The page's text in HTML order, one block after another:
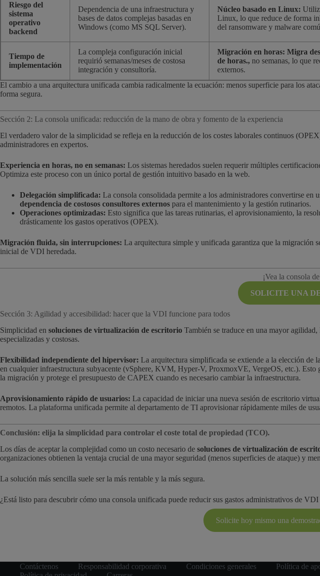
Riesgo del
sistema
operativo
backend
Dependencia de una infraestructura y
bases de datos complejas basadas en
Windows (como MS SQL Server).
Núcleo basado en Linux:
Linux, lo que reduce de forma
del ransomware y malware
Tiempo de
implementación
La compleja configuración inicial
requirió semanas/meses de costosa
integración y consultoría.
Migración en horas: Migra
de horas., no semanas, lo que
externos.
El cambio a una arquitectura unificada cambia radicalmente la ecuación: menos superficie para los
forma segura.
Sección 2: La consola unificada: reducción de la mano de obra y fomento de la experiencia
El verdadero valor de la simplicidad se refleja en la reducción de los costes laborales continuos
administradores en expertos.
Experiencia en horas, no en semanas: Los sistemas heredados suelen requerir múltiples
Optimiza este proceso con un único portal de gestión intuitivo basado en la web.
Delegación simplificada: La consola consolidada permite a los administradores convertirse
dependencia de costosos consultores externos para el mantenimiento y la gestión rutinarios.
Operaciones optimizadas: Esto significa que las tareas rutinarias, el aprovisionamiento, la
drásticamente los gastos operativos (OPEX).
Migración fluida, sin interrupciones: La arquitectura simple y unificada garantiza que la migración
inicial de VDI heredada.
¡Vea la consola
SOLICITE UNA
Sección 3: Agilidad y accesibilidad: hacer que la VDI funcione para todos
Simplicidad en soluciones de virtualización de escritorio También se traduce en una mayor
especializadas y costosas.
Flexibilidad independiente del hipervisor: La arquitectura simplificada se extiende a la elección de
en cualquier infraestructura subyacente (vSphere, KVM, Hyper-V, ProxmoxVE, VergeOS, etc.).
la migración y protege el presupuesto de CAPEX cuando es necesario cambiar la infraestructura.
Aprovisionamiento rápido de usuarios: La capacidad de iniciar una nueva sesión de escritorio
remotos. La plataforma unificada permite al departamento de TI aprovisionar rápidamente miles de
Conclusión: elija la simplicidad para controlar el coste total de propiedad (TCO).
Los días de aceptar la complejidad como un costo necesario de soluciones de virtualización de
organizaciones obtienen la ventaja crucial de una mayor seguridad (menos superficies de ataque) y
La solución más sencilla suele ser la más rentable y la más segura.
¿Está listo para descubrir cómo una consola unificada puede reducir sus gastos administrativos de VDI
Solicite hoy mismo una
Contáctenos Responsabilidad corporativa Condiciones generales
Política de